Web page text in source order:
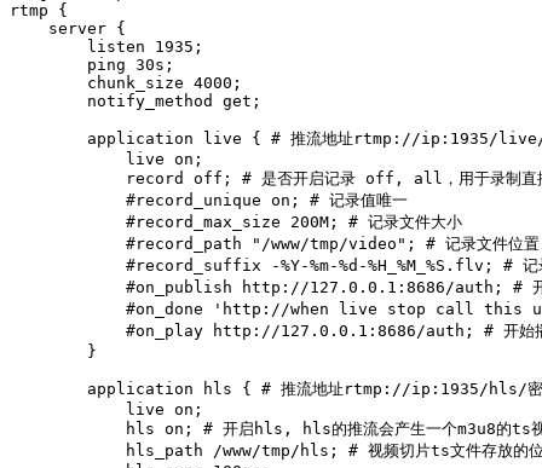
rtmp {
    server {
        listen 1935;
        ping 30s;
        chunk_size 4000;
        notify_method get;
application live { # 推流地址rtmp://ip:1935/live/
            live on;
record off; # 是否开启记录 off, all，用于录制直
            #record_unique on; # 记录值唯一
            #record_max_size 200M; # 记录文件大小
            #record_path "/www/tmp/video"; # 记录文件位置
#record_suffix -%Y-%m-%d-%H_%M_%S.flv; # 记
#on_publish http://127.0.0.1:8686/auth; # 开
#on_done 'http://when live stop call this
#on_play http://127.0.0.1:8686/auth; # 开始播
        }
application hls { # 推流地址rtmp://ip:1935/hls/密
            live on;
hls on; # 开启hls, hls的推流会产生一个m3u8的ts视
hls_path /www/tmp/hls; # 视频切片ts文件存放的